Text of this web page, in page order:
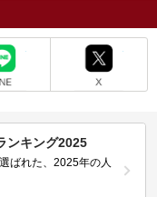
ンキング2025
ばれた、2025年の人